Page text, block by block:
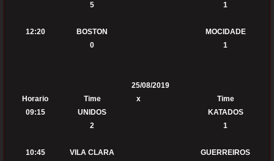
5
1
12:20 BOSTON
MOCIDADE
0
1
25/08/2019
Horario
Time x
Time
09:15
UNIDOS
KATADOS
2
1
10:45 VILA CLARA
GUERREIROS